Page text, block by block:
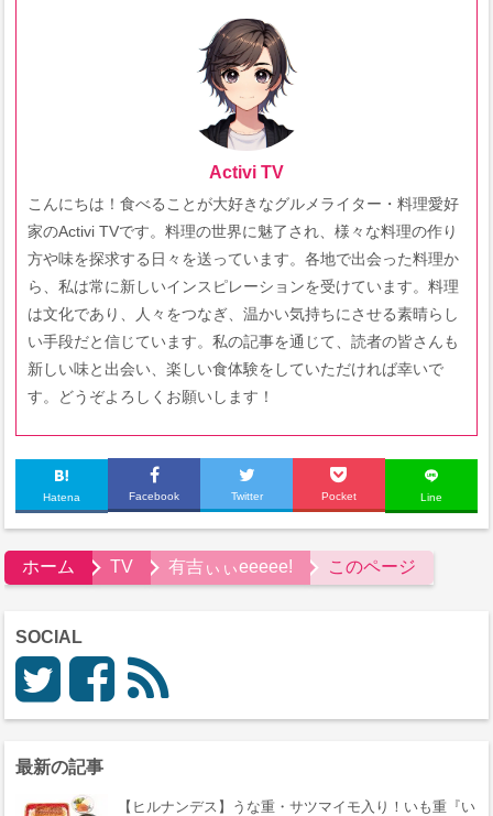
Activi TV
こんにちは！食べることが大好きなグルメライター・料理愛好
家のActivi TVです。料理の世界に魅了され、様々な料理の作り
方や味を探求する日々を送っています。各地で出会った料理か
ら、私は常に新しいインスピレーションを受けています。料理
は文化であり、人々をつなぎ、温かい気持ちにさせる素晴らし
い手段だと信じています。私の記事を通じて、読者の皆さんも
新しい味と出会い、楽しい食体験をしていただければ幸いで
す。どうぞよろしくお願いします！
Hatena Facebook Twitter Pocket Line
ホーム TV 有吉ぃぃeeeee! このページ
SOCIAL
最新の記事
【ヒルナンデス】うな重・サツマイモ入り！いも重『い